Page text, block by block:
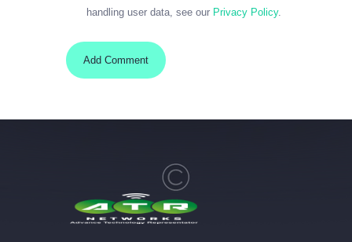
handling user data, see our Privacy Policy.